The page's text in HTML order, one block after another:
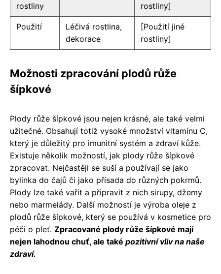
rostliny
rostliny]
Použití
Léčivá rostlina,
dekorace
[Použití jiné
rostliny]
Možnosti zpracování plodů růže
šípkové
Plody růže šípkové jsou nejen krásné, ale také velmi
užitečné. Obsahují totiž vysoké množství vitamínu C,
který je důležitý pro imunitní systém a zdraví kůže.
Existuje několik možností, jak plody růže šípkové
zpracovat. Nejčastěji se suší a používají se jako
bylinka do čajů či jako přísada do různých pokrmů.
Plody lze také vařit a připravit z nich sirupy, džemy
nebo marmelády. Další možností je výroba oleje z
plodů růže šípkové, který se používá v kosmetice pro
péči o pleť. Zpracované plody růže šípkové mají
nejen lahodnou chuť, ale také pozitivní vliv na naše
zdraví.